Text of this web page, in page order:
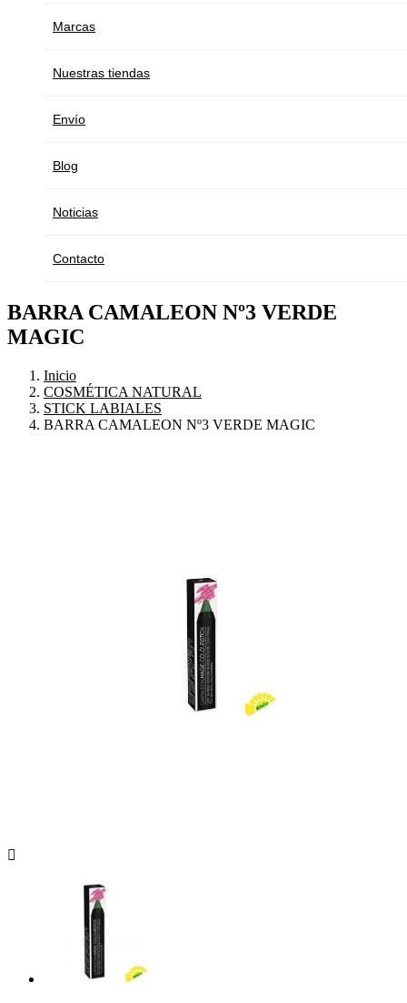
Marcas
Nuestras tiendas
Envío
Blog
Noticias
Contacto
BARRA CAMALEON Nº3 VERDE
MAGIC
Inicio
COSMÉTICA NATURAL
STICK LABIALES
BARRA CAMALEON Nº3 VERDE MAGIC
